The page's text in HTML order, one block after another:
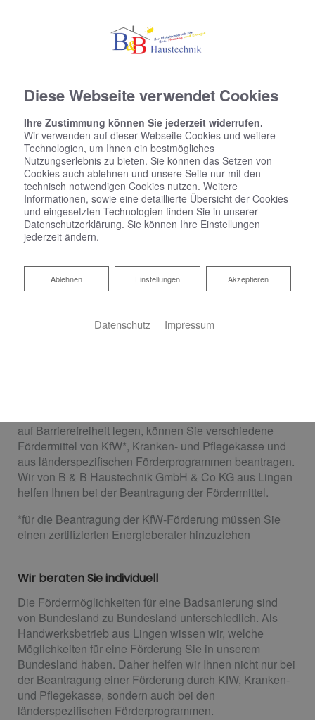
auf Barrierefreiheit legen, können Sie verschiedene
Fördermittel von KfW*, Kranken- und Pflegekasse und
aus länderspezifischen Förderprogrammen beantragen.
Wir von B & B Haustechnik GmbH & Co KG aus Lingen
helfen Ihnen bei der Beantragung der Fördermittel.
*für die Beantragung der KfW-Förderung müssen Sie
einen zertifizierten Energieberater hinzuziehen
Wir beraten Sie individuell
Die Fördermöglichkeiten für eine Badsanierung sind
von Bundesland zu Bundesland unterschiedlich. Als
Handwerksbetrieb aus Lingen wissen wir, welche
Möglichkeiten für eine Förderung Sie in unserem
Bundesland haben. Daher helfen wir Ihnen nicht nur bei
der Beantragung einer Förderung durch KfW, Kranken-
und Pflegekasse, sondern auch bei den
länderspezifischen Förderprogrammen.
Diese Webseite verwendet Cookies
Ihre Zustimmung können Sie jederzeit widerrufen.
Wir verwenden auf dieser Webseite Cookies und weitere
Technologien, um Ihnen ein bestmögliches
Nutzungserlebnis zu bieten. Sie können das Setzen von
Cookies auch ablehnen und unsere Seite nur mit den
technisch notwendigen Cookies nutzen. Weitere
Informationen, sowie eine detaillierte Übersicht der Cookies
und eingesetzten Technologien finden Sie in unserer
Datenschutzerklärung. Sie können Ihre Einstellungen
jederzeit ändern.
Akzeptieren
Einstellungen
Ablehnen
Ablehnen
Datenschutz Impressum